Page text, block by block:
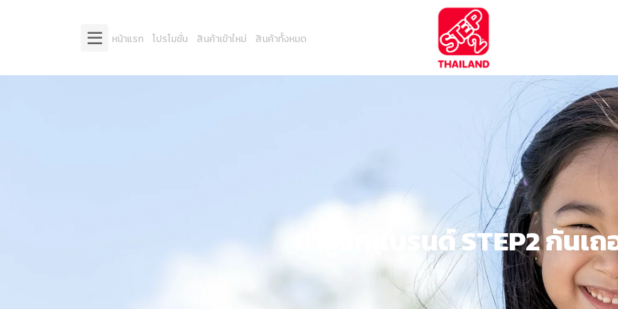
หน้าแรก โปรโมชั่น สินค้าเข้าใหม่ สินค้าทั้งหมด
มารู้จักแบรนด์ STEP2 กันเถ